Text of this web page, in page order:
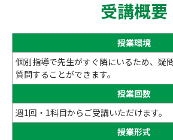
受講概要
授業環境
個別指導で先生がすぐ隣にいるため、疑
質問することができます。
授業回数
週1回・1科目からご受講いただけます。
授業形式